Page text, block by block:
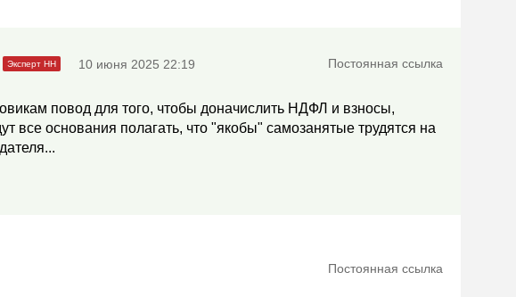
10 июня 2025 22:19 Постоянная ссылка
повод для того, чтобы доначислить НДФЛ и взносы,
все основания полагать, что "якобы" самозанятые трудятся на
Постоянная ссылка